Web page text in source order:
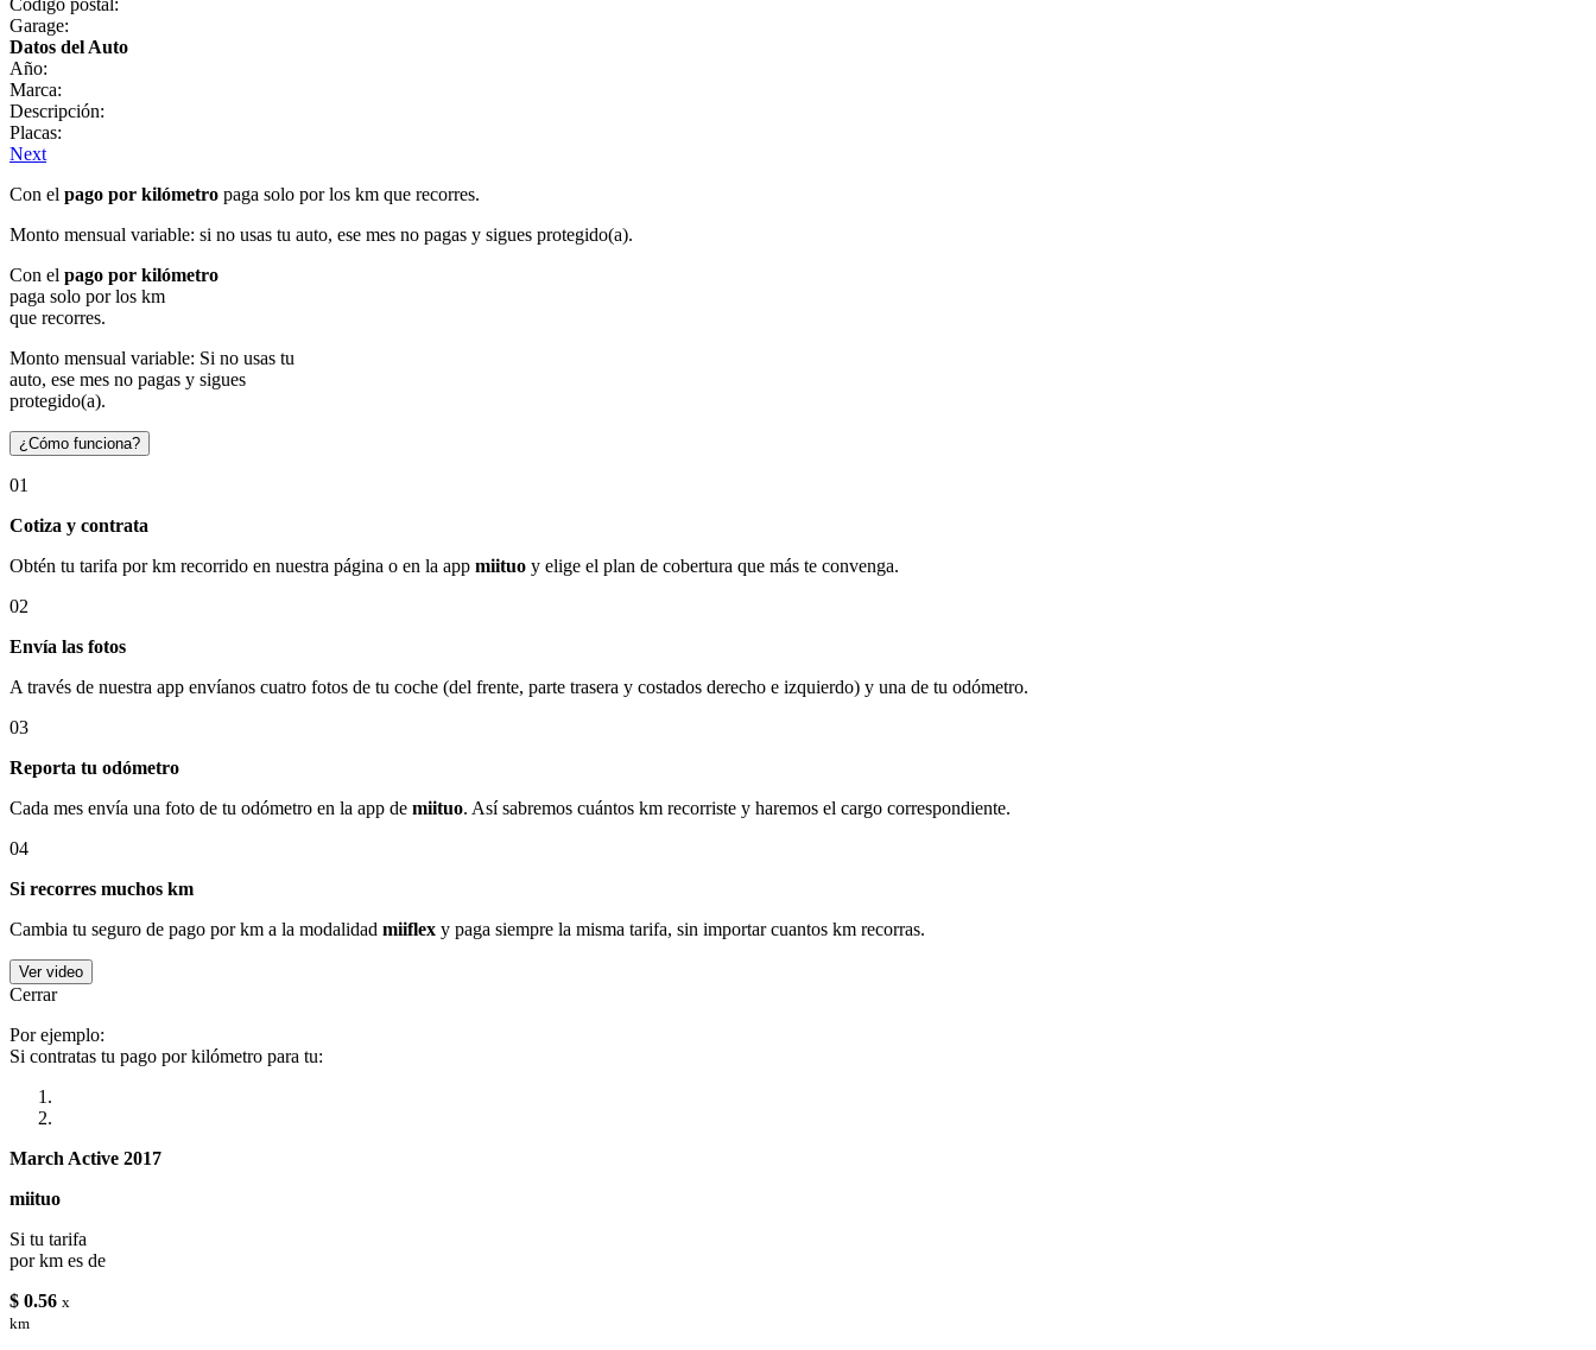
Garage:
Datos del Auto
Año:
Marca:
Descripción:
Placas:
Next
Con el pago por kilómetro paga solo por los km que recorres.
Monto mensual variable: si no usas tu auto, ese mes no pagas y sigues protegido(a).
Con el pago por kilómetro
paga solo por los km
que recorres.
Monto mensual variable: Si no usas tu
auto, ese mes no pagas y sigues
protegido(a).
¿Cómo funciona?
01
Cotiza y contrata
Obtén tu tarifa por km recorrido en nuestra página o en la app miituo y elige el plan de cobertura que más te convenga.
02
Envía las fotos
A través de nuestra app envíanos cuatro fotos de tu coche (del frente, parte trasera y costados derecho e izquierdo) y una de tu odómetro.
03
Reporta tu odómetro
Cada mes envía una foto de tu odómetro en la app de miituo. Así sabremos cuántos km recorriste y haremos el cargo correspondiente.
04
Si recorres muchos km
Cambia tu seguro de pago por km a la modalidad miiflex y paga siempre la misma tarifa, sin importar cuantos km recorras.
Ver video
Cerrar
Por ejemplo:
Si contratas tu pago por kilómetro para tu:
March Active 2017
miituo
Si tu tarifa
por km es de
$ 0.56 x
km